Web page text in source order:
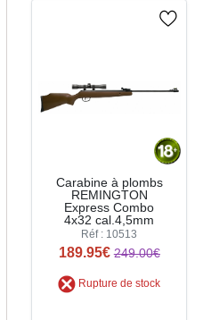
Carabine à plombs
REMINGTON
Express Combo
4x32 cal.4,5mm
Réf : 10513
189.95€ 249.00€
Rupture de stock